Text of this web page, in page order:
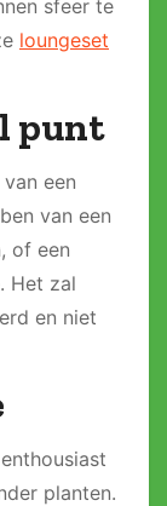
sfeer te
loungeset
punt
een
van een
of een
Het zal
en niet
planten.